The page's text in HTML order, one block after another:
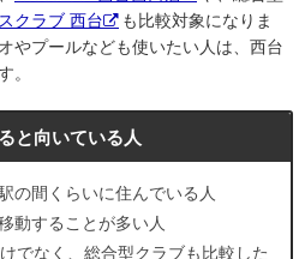
クラブ 西台
も比較対象になりま
やプールなども使いたい人は、西台
。
と向いている人
の間くらいに住んでいる人
動することが多い人
でなく、総合型クラブも比較した